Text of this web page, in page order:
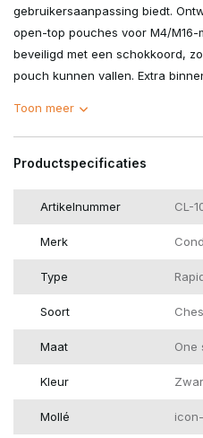
gebruikersaanpassing biedt.
open-top pouches voor M4/M16-
beveiligd met een schokkoord,
pouch kunnen vallen. Extra
Toon meer
Productspecificaties
Artikelnummer CL-
Merk
Type
Soort
Maat One
Kleur
Mollé